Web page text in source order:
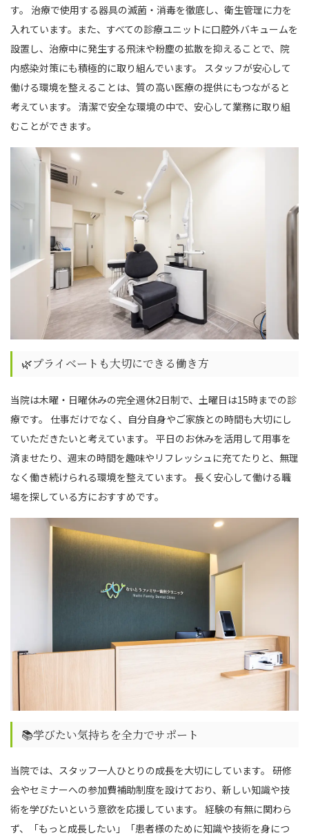
す。 治療で使用する器具の滅菌・消毒を徹底し、衛生管理に力を
入れています。また、すべての診療ユニットに口腔外バキュームを
設置し、治療中に発生する飛沫や粉塵の拡散を抑えることで、院
内感染対策にも積極的に取り組んでいます。 スタッフが安心して
働ける環境を整えることは、質の高い医療の提供にもつながると
考えています。 清潔で安全な環境の中で、安心して業務に取り組
むことができます。
🌿プライベートも大切にできる働き方
当院は木曜・日曜休みの完全週休2日制で、土曜日は15時までの診
療です。 仕事だけでなく、自分自身やご家族との時間も大切にし
ていただきたいと考えています。 平日のお休みを活用して用事を
済ませたり、週末の時間を趣味やリフレッシュに充てたりと、無理
なく働き続けられる環境を整えています。 長く安心して働ける職
場を探している方におすすめです。
📚学びたい気持ちを全力でサポート
当院では、スタッフ一人ひとりの成長を大切にしています。 研修
会やセミナーへの参加費補助制度を設けており、新しい知識や技
術を学びたいという意欲を応援しています。 経験の有無に関わら
ず、「もっと成長したい」「患者様のために知識や技術を身につ